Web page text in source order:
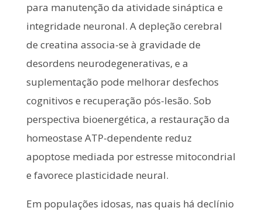
para manutenção da atividade sináptica e
integridade neuronal. A depleção cerebral
de creatina associa-se à gravidade de
desordens neurodegenerativas, e a
suplementação pode melhorar desfechos
cognitivos e recuperação pós-lesão. Sob
perspectiva bioenergética, a restauração da
homeostase ATP-dependente reduz
apoptose mediada por estresse mitocondrial
e favorece plasticidade neural.
Em populações idosas, nas quais há declínio